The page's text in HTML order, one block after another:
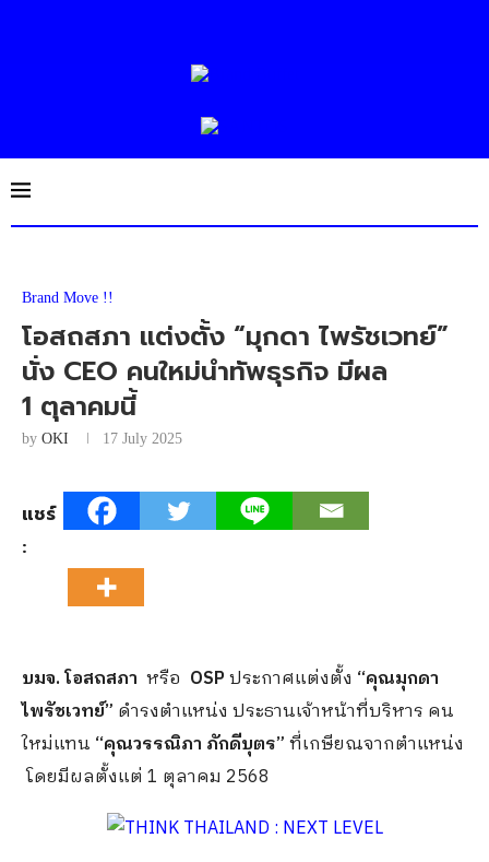
Brand Move !!
โอสถสภา แต่งตั้ง “มุกดา ไพรัชเวทย์”
นั่ง CEO คนใหม่นำทัพธุรกิจ มีผล
1 ตุลาคมนี้
by OKI 17 July 2025
แชร์
:
บมจ. โอสถสภา หรือ OSPประกาศแต่งตั้ง “คุณมุกดา
ไพรัชเวทย์” ดำรงตำแหน่ง ประธานเจ้าหน้าที่บริหาร คน
ใหม่แทน “คุณวรรณิภา ภักดีบุตร”ที่เกษียณจากตำแหน่ง
โดยมีผลตั้งแต่ 1 ตุลาคม 2568